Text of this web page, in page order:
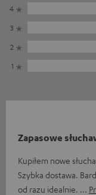
4
3
2
1
Zapasowe
Kupiłem nowe
Szybka dostawa.
od razu idealnie.